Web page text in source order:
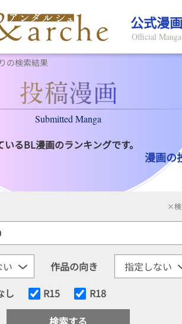
公式漫画
Official Manga
の検索結果
Submitted Manga
るBL漫画のランキングです。
漫画の
×検
作品の向き
し R15 R18